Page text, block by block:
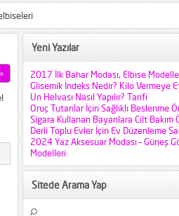
Yeni Yazılar
2017 İlk Bahar Modası, Elbise
Glisemik İndeks Nedir? Kilo Vermeye
Un Helvası Nasıl Yapılır? Tarifi
Oruç Tutanlar İçin Sağlıklı Beslenme
Sigara Kullanan Bayanlara Cilt Bakım
Derli Toplu Evler İçin Ev Düzenleme
2024 Yaz Aksesuar Modası – Güneş
Modelleri
Sitede Arama Yap